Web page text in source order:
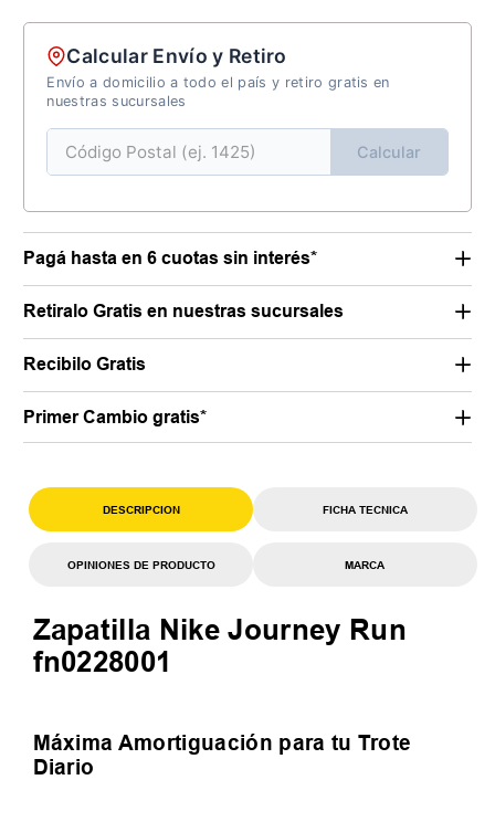
Calcular Envío y Retiro
Envío a domicilio a todo el país y retiro gratis en
nuestras sucursales
Calcular
Pagá hasta en 6 cuotas sin interés*
Retiralo Gratis en nuestras sucursales
Recibilo Gratis
Primer Cambio gratis*
DESCRIPCION FICHA TECNICA
OPINIONES DE PRODUCTO MARCA
Zapatilla Nike Journey Run
fn0228001
Máxima Amortiguación para tu Trote
Diario